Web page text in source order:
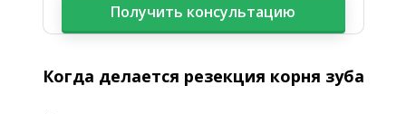
Получить консультацию
Когда делается резекция корня зуба